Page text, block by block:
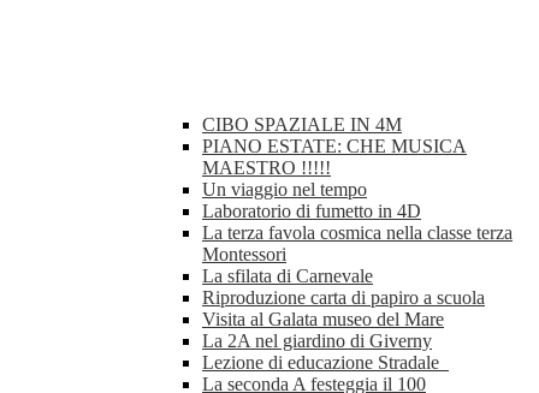
CIBO SPAZIALE IN 4M
PIANO ESTATE: CHE MUSICA
MAESTRO !!!!!
Un viaggio nel tempo
Laboratorio di fumetto in 4D
La terza favola cosmica nella classe terza
Montessori
La sfilata di Carnevale
Riproduzione carta di papiro a scuola
Visita al Galata museo del Mare
La 2A nel giardino di Giverny
Lezione di educazione Stradale
La seconda A festeggia il 100